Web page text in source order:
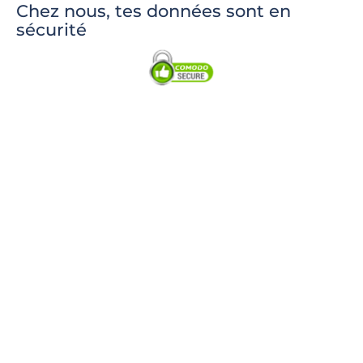
Chez nous, tes données sont en
sécurité